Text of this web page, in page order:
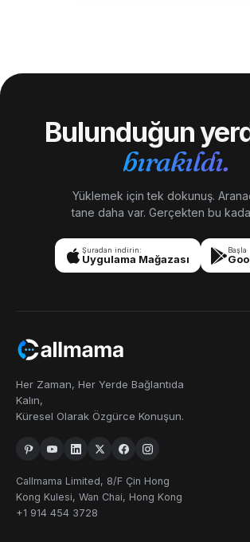
Bulunduğun
bırakıldı.
Yüklemek için tek dokunuş.
tane daha var. Gerçekten bu
Şuradan indirin:
Uygulama Mağazası
Başla
Her Zaman, Her Yerde Bağlantıda
Kalın,
Küresel Olarak Özgürce Konuşun.
Callmama Limited, 8/F Çin Hong
Kong Kulesi, Wan Chai, Hong Kong
+1 914 454 3728